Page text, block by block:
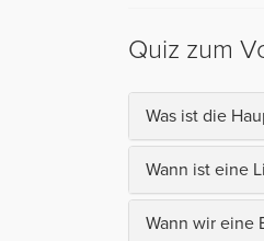
Quiz zum
Was ist die
Wann ist eine
Wann wir eine